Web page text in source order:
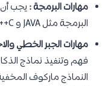
مهارات البرمجة :يجب
البرمجة مثل JAVA و C++ غيرها.
مهارات الجبر الخطي
فهم وتنفيذ نماذج
النماذج ماركوف